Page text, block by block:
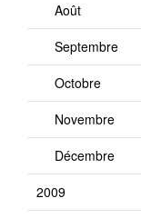
Août
Septembre
Octobre
Novembre
Décembre
2009